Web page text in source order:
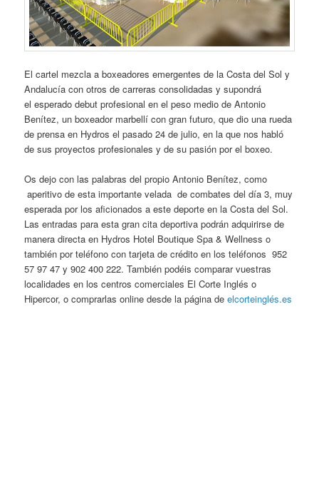
El cartel mezcla a boxeadores emergentes de la Costa del Sol y
Andalucía con otros de carreras consolidadas y supondrá
el esperado debut profesional en el peso medio de Antonio
Benítez, un boxeador marbellí con gran futuro, que dio una rueda
de prensa en Hydros el pasado 24 de julio, en la que nos habló
de sus proyectos profesionales y de su pasión por el boxeo.
Os dejo con las palabras del propio Antonio Benítez, como
aperitivo de esta importante velada de combates del día 3, muy
esperada por los aficionados a este deporte en la Costa del Sol.
Las entradas para esta gran cita deportiva podrán adquirirse de
manera directa en Hydros Hotel Boutique Spa & Wellness o
también por teléfono con tarjeta de crédito en los teléfonos 952
57 97 47 y 902 400 222. También podéis comparar vuestras
localidades en los centros comerciales El Corte Inglés o
Hipercor, o comprarlas online desde la página deelcorteinglés.es